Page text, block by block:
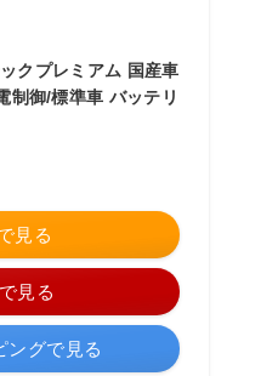
クプレミアム 国産車
制御/標準車 バッテリ
見る
見る
ングで見る